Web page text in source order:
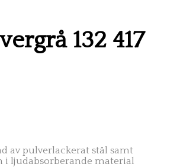
132 417
av pulverlackerat stål samt
i ljudabsorberande material